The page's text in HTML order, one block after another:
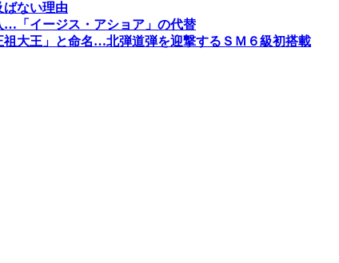
ない理由
…「イージス・アショア」の代替
大王」と命名…北弾道弾を迎撃するＳＭ６級初搭載